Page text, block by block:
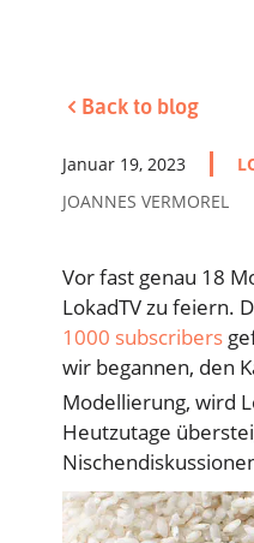
Back to blog
Januar 19, 2023
JOANNES VERMOREL
Vor fast genau 18
LokadTV zu feiern.
1000 subscribers
wir begannen, den
Modellierung, wird
Heutzutage